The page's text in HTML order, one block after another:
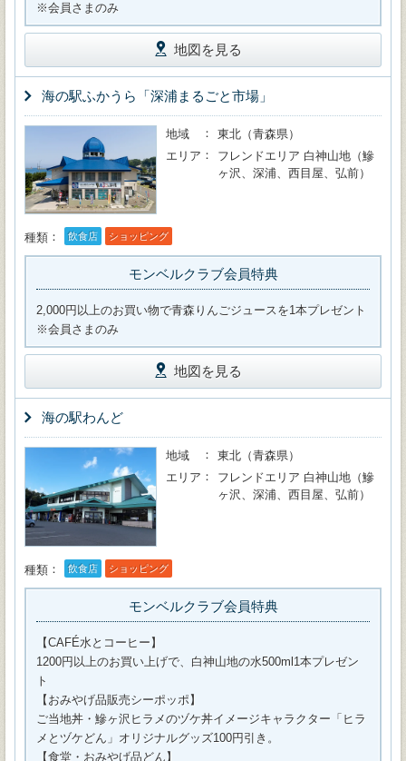
※会員さまのみ
地図を見る
海の駅ふかうら「深浦まるごと市場」
地域
東北（青森県）
エリア
フレンドエリア 白神山地（鰺
ヶ沢、深浦、西目屋、弘前）
種類 飲食店 ショッピング
モンベルクラブ会員特典
2,000円以上のお買い物で青森りんごジュースを1本プレゼント
※会員さまのみ
地図を見る
海の駅わんど
地域
東北（青森県）
エリア
フレンドエリア 白神山地（鰺
ヶ沢、深浦、西目屋、弘前）
種類 飲食店 ショッピング
モンベルクラブ会員特典
【CAFÉ水とコーヒー】
1200円以上のお買い上げで、白神山地の水500ml1本プレゼン
ト
【おみやげ品販売シーポッポ】
ご当地丼・鰺ヶ沢ヒラメのヅケ丼イメージキャラクター「ヒラ
メとヅケどん」オリジナルグッズ100円引き。
【食堂・おみやげ品どん】